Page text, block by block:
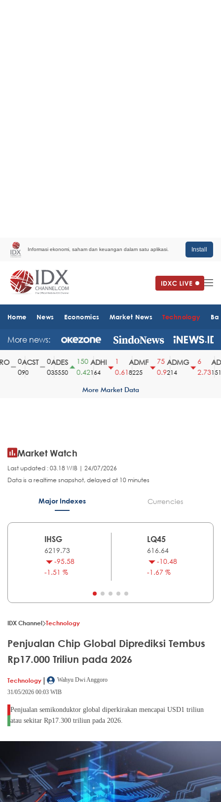
Informasi ekonomi, saham dan keuangan dalam satu aplikasi. Install
Home News Economics Market News Technology
More news:
ACST
90
ADES
35550
150
0.42
ADHI
164
0.61
ADMF
8225
75
0.9
ADMG
214
2.731510
More Market Data
Market Watch
Last updated : 03.18 WIB | 24/07/2026
Data is a realtime snapshot, delayed at 10 minutes
Major Indexes Currencies
IHSG
6219.73
-95.58
-1.51 %
LQ45
616.64
-10.48
-1.67 %
IDX Channel Technology
Penjualan Chip Global Diprediksi Tembus
Rp17.000 Triliun pada 2026
Technology |
Wahyu Dwi Anggoro
31/05/2026 00:03 WIB
Penjualan semikonduktor global diperkirakan mencapai USD1 triliun
atau sekitar Rp17.300 triliun pada 2026.